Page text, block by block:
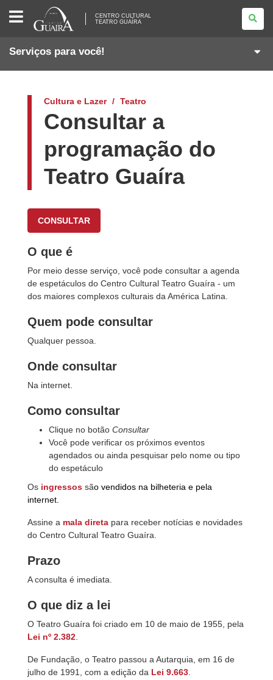
CENTRO
CULTURAL
TEATRO
CENTRO CULTURAL
TEATRO GUAÍRA
Serviços para você!
Cultura e Lazer Teatro
Consultar a
programação do
Teatro Guaíra
CONSULTAR
O que é
Por meio desse serviço, você pode consultar a agenda
de espetáculos do Centro Cultural Teatro Guaíra - um
dos maiores complexos culturais da América Latina.
Quem pode consultar
Qualquer pessoa.
Onde consultar
Na internet.
Como consultar
Clique no botão Consultar
Você pode verificar os próximos eventos
agendados ou ainda pesquisar pelo nome ou tipo
do espetáculo
Os ingressos são vendidos na bilheteria e pela
internet.
Assine a mala direta para receber notícias e novidades
do Centro Cultural Teatro Guaíra.
Prazo
A consulta é imediata.
O que diz a lei
O Teatro Guaíra foi criado em 10 de maio de 1955, pela
Lei nº 2.382
De Fundação, o Teatro passou a Autarquia, em 16 de
julho de 1991, com a edição da Lei 9.663